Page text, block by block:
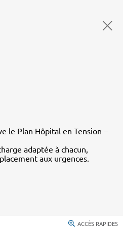
le Plan Hôpital en Tension –
adaptée à chacun,
aux urgences.
ACCÈS RAPIDES